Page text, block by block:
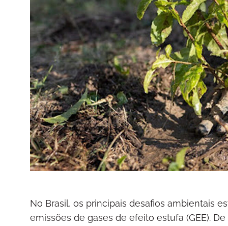
No Brasil, os principais desafios ambientais
emissões de gases de efeito estufa (GEE).